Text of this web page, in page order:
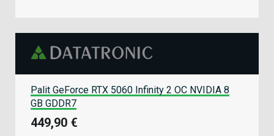
Palit GeForce RTX 5060 Infinity 2 OC NVIDIA 8
GB GDDR7
449,90 €